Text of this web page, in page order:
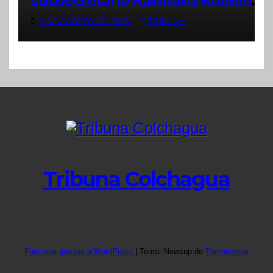
en Chimbarongo
3 DE AGOSTO DE 2026 TRIBUNA
Tribuna Colchagua
Funciona gracias a WordPress Tema: Newsup de Themeansar